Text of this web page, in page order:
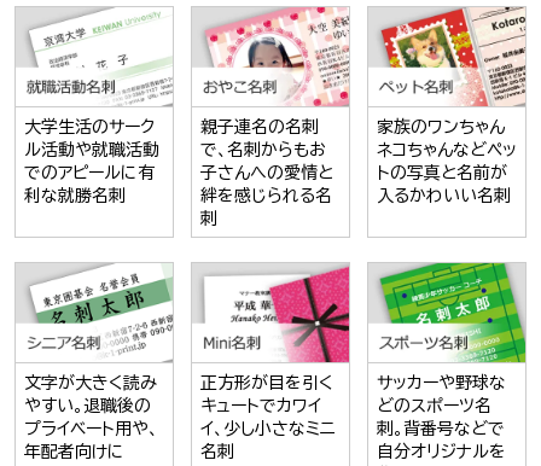
大学生活のサーク
ル活動や就職活動
でのアピールに有
利な就勝名刺
親子連名の名刺
で、名刺からもお
子さんへの愛情と
絆を感じられる名
刺
家族のワンちゃん
ネコちゃんなどペッ
トの写真と名前が
入るかわいい名刺
文字が大きく読み
やすい。退職後の
プライベート用や、
年配者向けに
正方形が目を引く
キュートでカワイ
イ、少し小さなミニ
名刺
サッカーや野球な
どのスポーツ名
刺。背番号などで
自分オリジナルを